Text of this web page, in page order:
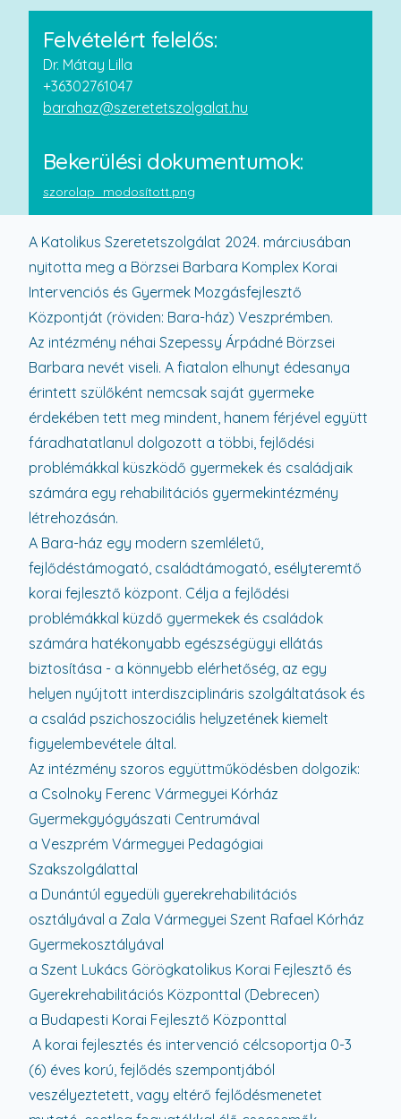
Felvételért felelős:
Dr. Mátay Lilla
+36302761047
barahaz@szeretetszolgalat.hu
Bekerülési dokumentumok:
szorolap_modosított.png
A Katolikus Szeretetszolgálat 2024. márciusában
nyitotta meg a Börzsei Barbara Komplex Korai
Intervenciós és Gyermek Mozgásfejlesztő
Központját (röviden: Bara-ház) Veszprémben.
Az intézmény néhai Szepessy Árpádné Börzsei
Barbara nevét viseli. A fiatalon elhunyt édesanya
érintett szülőként nemcsak saját gyermeke
érdekében tett meg mindent, hanem férjével együtt
fáradhatatlanul dolgozott a többi, fejlődési
problémákkal küszködő gyermekek és családjaik
számára egy rehabilitációs gyermekintézmény
létrehozásán.
A Bara-ház egy modern szemléletű,
fejlődéstámogató, családtámogató, esélyteremtő
korai fejlesztő központ. Célja a fejlődési
problémákkal küzdő gyermekek és családok
számára hatékonyabb egészségügyi ellátás
biztosítása - a könnyebb elérhetőség, az egy
helyen nyújtott interdiszciplináris szolgáltatások és
a család pszichoszociális helyzetének kiemelt
figyelembevétele által.
Az intézmény szoros együttműködésben dolgozik:
a Csolnoky Ferenc Vármegyei Kórház
Gyermekgyógyászati Centrumával
a Veszprém Vármegyei Pedagógiai
Szakszolgálattal
a Dunántúl egyedüli gyerekrehabilitációs
osztályával a Zala Vármegyei Szent Rafael Kórház
Gyermekosztályával
a Szent Lukács Görögkatolikus Korai Fejlesztő és
Gyerekrehabilitációs Központtal (Debrecen)
a Budapesti Korai Fejlesztő Központtal
A korai fejlesztés és intervenció célcsoportja 0-3
(6) éves korú, fejlődés szempontjából
veszélyeztetett, vagy eltérő fejlődésmenetet